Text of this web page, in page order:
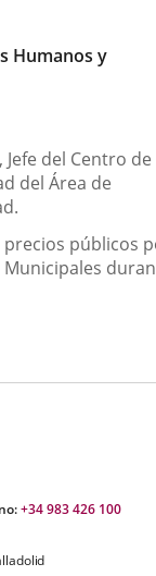
Humanos y
del Centro de
del Área de
públicos
+34 983 426 100